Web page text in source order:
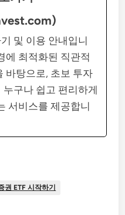
및 이용 안내입니
에 최적화된 직관적
바탕으로, 초보 투자
구나 쉽고 편리하게
서비스를 제공합니
권 ETF 시작하기